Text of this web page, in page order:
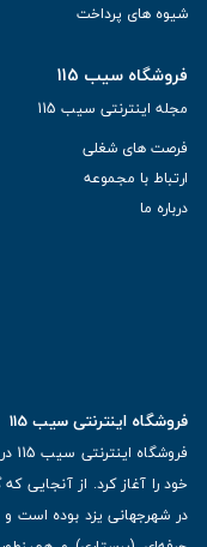
شیوه های پرداخت
فروشگاه سیب 115
مجله اینترنتی سیب 115
فرصت های شغلی
ارتباط با مجموعه
درباره ما
فروشگاه اینترنتی سیب 115
در شهرجهانی یزد بوده است